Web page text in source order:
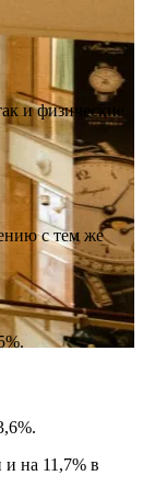
и физические
с тем же
на 11,7% в